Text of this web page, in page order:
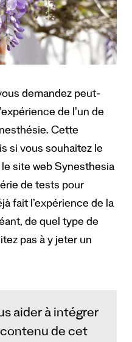
demandez peut-
de l’un de
Cette
si vous souhaitez le
site web Synesthesia
de tests pour
fait l’expérience de la
de quel type de
pas à y jeter un
aider à intégrer
de cet